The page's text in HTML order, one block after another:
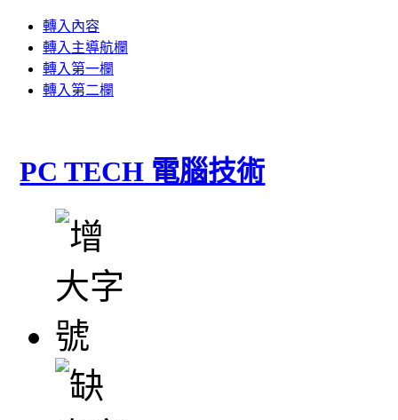
轉入內容
轉入主導航欄
轉入第一欄
轉入第二欄
PC TECH 電腦技術